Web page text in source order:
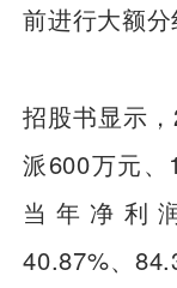
前进行大额分
招股书显示
派600万元、
当年净利
40.87%、